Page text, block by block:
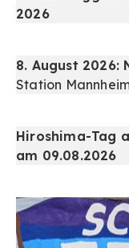
2026
8. August 2026:
Station
Hiroshima-Tag
am 09.08.2026